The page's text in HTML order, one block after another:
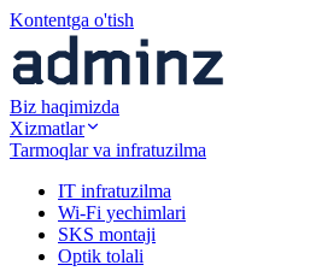
Kontentga o'tish
Biz haqimizda
Xizmatlar
Tarmoqlar va infratuzilma
IT infratuzilma
Wi-Fi yechimlari
SKS montaji
Optik tolali